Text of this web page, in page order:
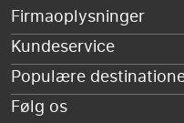
Firmaoplysninger
Kundeservice
Populære
Følg os